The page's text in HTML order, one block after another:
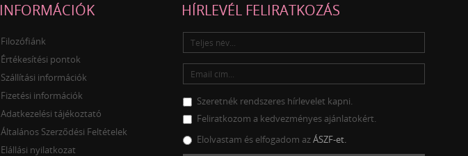
INFORMÁCIÓK
Filozófiánk
Értékesítési pontok
Szállítási információk
Fizetési információk
Adatkezelési tájékoztató
Általános Szerződési Feltételek
Elállási nyilatkozat
HÍRLEVÉL FELIRATKOZÁS
Szeretnék rendszeres hírlevelet kapni.
Feliratkozom a kedvezményes ajánlatokért.
Elolvastam és elfogadom azÁSZF-et.